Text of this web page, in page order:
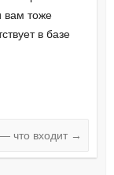
тоже
в базе
что входит →